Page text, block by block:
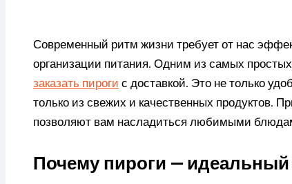
Современный ритм жизни требует от нас
организации питания. Одним из самых
заказать пироги с доставкой. Это не только
только из свежих и качественных продуктов.
позволяют вам насладиться любимыми
Почему пироги —